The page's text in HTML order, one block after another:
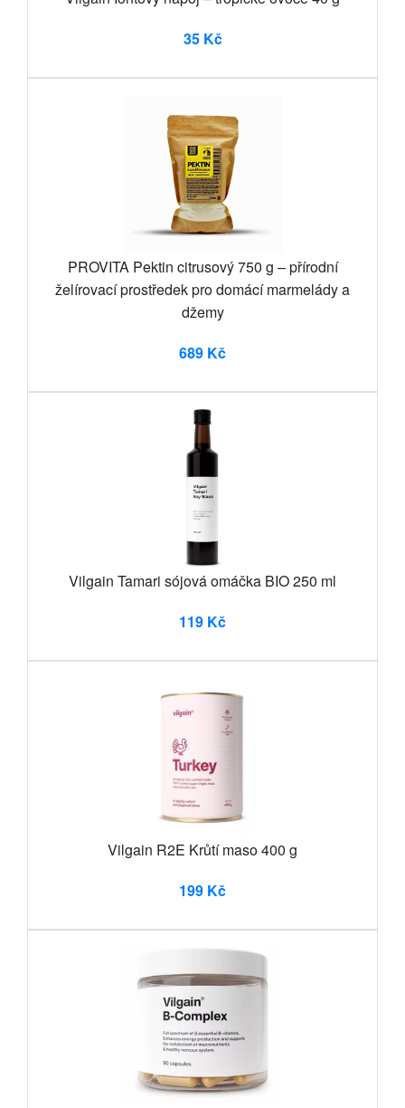
35 Kč
PROVITA Pektin citrusový 750 g – přírodní
želírovací prostředek pro domácí marmelády a
džemy
689 Kč
Vilgain Tamari sójová omáčka BIO 250 ml
119 Kč
Vilgain R2E Krůtí maso 400 g
199 Kč